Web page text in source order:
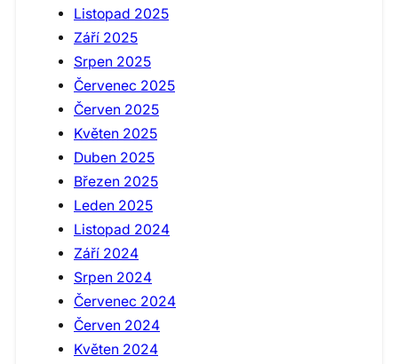
Listopad 2025
Září 2025
Srpen 2025
Červenec 2025
Červen 2025
Květen 2025
Duben 2025
Březen 2025
Leden 2025
Listopad 2024
Září 2024
Srpen 2024
Červenec 2024
Červen 2024
Květen 2024